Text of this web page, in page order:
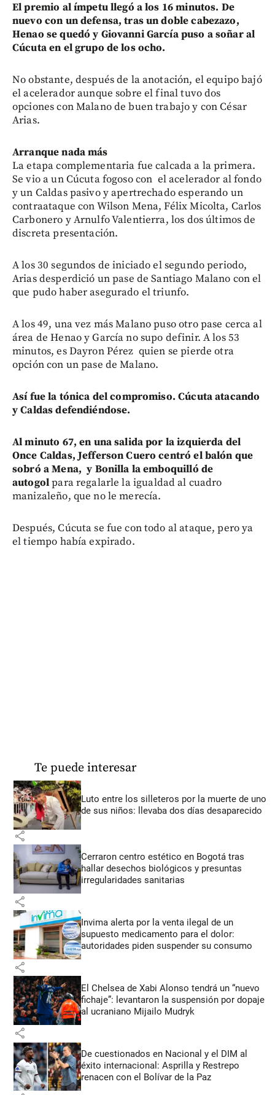
El premio al ímpetu llegó a los 16 minutos. De
nuevo con un defensa, tras un doble cabezazo,
Henao se quedó y Giovanni García puso a soñar al
Cúcuta en el grupo de los ocho.
No obstante, después de la anotación, el equipo bajó
el acelerador aunque sobre el final tuvo dos
opciones con Malano de buen trabajo y con César
Arias.
Arranque nada más
La etapa complementaria fue calcada a la primera.
Se vio a un Cúcuta fogoso con el acelerador al fondo
y un Caldas pasivo y apertrechado esperando un
contraataque con Wilson Mena, Félix Micolta, Carlos
Carbonero y Arnulfo Valentierra, los dos últimos de
discreta presentación.
A los 30 segundos de iniciado el segundo periodo,
Arias desperdició un pase de Santiago Malano con el
que pudo haber asegurado el triunfo.
A los 49, una vez más Malano puso otro pase cerca al
área de Henao y García no supo definir. A los 53
minutos, es Dayron Pérez quien se pierde otra
opción con un pase de Malano.
Así fue la tónica del compromiso. Cúcuta atacando
y Caldas defendiéndose.
Al minuto 67, en una salida por la izquierda del
Once Caldas, Jefferson Cuero centró el balón que
sobró a Mena, y Bonilla la emboquilló de
autogolpara regalarle la igualdad al cuadro
manizaleño, que no le merecía.
Después, Cúcuta se fue con todo al ataque, pero ya
el tiempo había expirado.
Te puede interesar
Luto entre los silleteros por la muerte de uno
de sus niños: llevaba dos días desaparecido
share
Cerraron centro estético en Bogotá tras
hallar desechos biológicos y presuntas
irregularidades sanitarias
share
Invima alerta por la venta ilegal de un
supuesto medicamento para el dolor:
autoridades piden suspender su consumo
share
El Chelsea de Xabi Alonso tendrá un “nuevo
fichaje”: levantaron la suspensión por dopaje
al ucraniano Mijailo Mudryk
share
De cuestionados en Nacional y el DIM al
éxito internacional: Asprilla y Restrepo
renacen con el Bolívar de la Paz